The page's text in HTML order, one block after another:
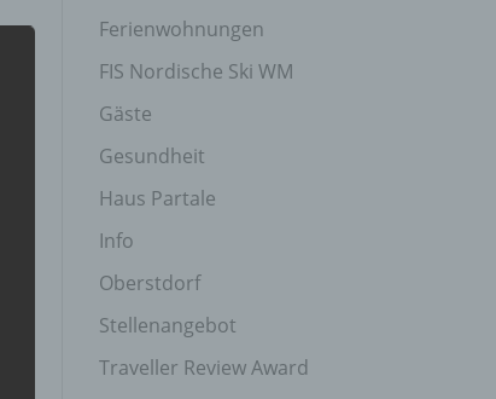
Ferienwohnungen
FIS Nordische Ski WM
Gäste
Gesundheit
Haus Partale
Info
Oberstdorf
Stellenangebot
Traveller Review Award